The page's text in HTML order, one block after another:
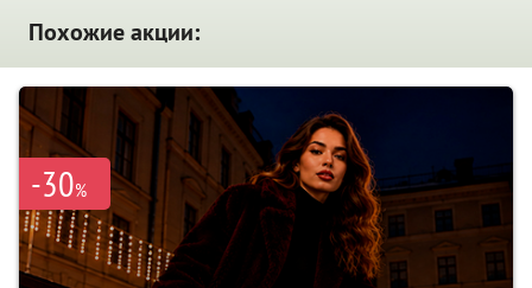
Похожие акции:
-30%